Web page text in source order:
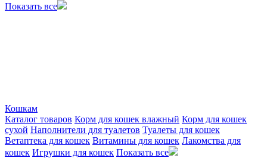
Показать все
Кошкам
Каталог товаров Корм для кошек влажный Корм для кошек
сухой Наполнители для туалетов Туалеты для кошек
Ветаптека для кошек Витамины для кошек Лакомства для
кошек Игрушки для кошек Показать все